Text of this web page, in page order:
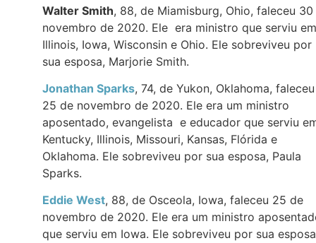
Walter Smith, 88, de Miamisburg, Ohio, faleceu 30
novembro de 2020. Ele era ministro que serviu em
Illinois, Iowa, Wisconsin e Ohio. Ele sobreviveu por
sua esposa, Marjorie Smith.
Jonathan Sparks, 74, de Yukon, Oklahoma, faleceu
25 de novembro de 2020. Ele era um ministro
aposentado, evangelista e educador que serviu
Kentucky, Illinois, Missouri, Kansas, Flórida e
Oklahoma. Ele sobreviveu por sua esposa, Paula
Sparks.
Eddie West, 88, de Osceola, Iowa, faleceu 25 de
novembro de 2020. Ele era um ministro
que serviu em Iowa. Ele sobreviveu por sua